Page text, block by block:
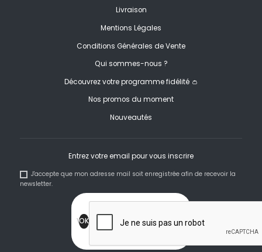
Livraison
Mentions Légales
Conditions Générales de Vente
Qui sommes-nous ?
Découvrez votre programme fidélité 👛
Nos promos du moment
Nouveautés
Entrez votre email pour vous inscrire
J'accepte que mon adresse mail soit enregistrée afin de recevoir la
newsletter.